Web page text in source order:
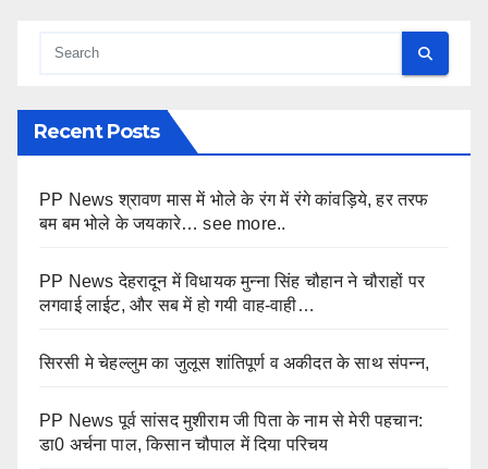
Recent Posts
PP News श्रावण मास में भोले के रंग में रंगे कांवड़िये, हर तरफ
बम बम भोले के जयकारे… see more..
PP News देहरादून में विधायक मुन्ना सिंह चौहान ने चौराहों पर
लगवाई लाईट, और सब में हो गयी वाह-वाही…
सिरसी मे चेहल्लुम का जुलूस शांतिपूर्ण व अकीदत के साथ संपन्न,
PP News पूर्व सांसद मुशीराम जी पिता के नाम से मेरी पहचान:
डा0 अर्चना पाल, किसान चौपाल में दिया परिचय